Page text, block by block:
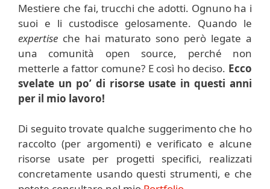
Mestiere che fai, trucchi che adotti. Ognuno ha i
suoi e li custodisce gelosamente. Quando le
expertise che hai maturato sono però legate a
una comunità open source, perché non
metterle a fattor comune? E così ho deciso. Ecco
svelate un po’ di risorse usate in questi anni
per il mio lavoro!
Di seguito trovate qualche suggerimento che ho
raccolto (per argomenti) e verificato e alcune
risorse usate per progetti specifici, realizzati
concretamente usando questi strumenti, e che